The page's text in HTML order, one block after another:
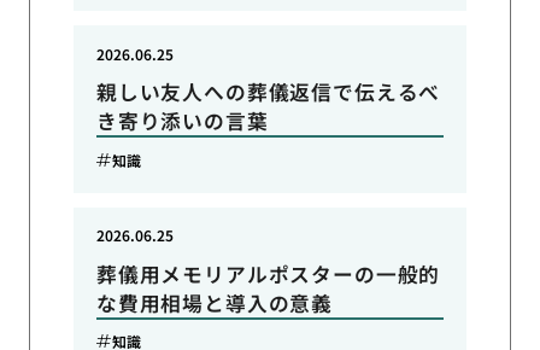
親しい友人への葬儀返信で伝えるべ
き寄り添いの言葉
2026.06.25
知識
葬儀用メモリアルポスターの一般的
な費用相場と導入の意義
2026.06.25
知識